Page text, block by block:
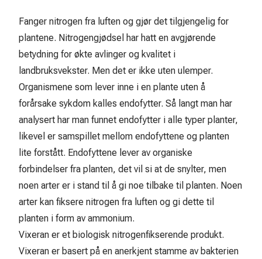
Fanger nitrogen fra luften og gjør det tilgjengelig for
plantene. Nitrogengjødsel har hatt en avgjørende
betydning for økte avlinger og kvalitet i
landbruksvekster. Men det er ikke uten ulemper.
Organismene som lever inne i en plante uten å
forårsake sykdom kalles endofytter. Så langt man har
analysert har man funnet endofytter i alle typer planter,
likevel er samspillet mellom endofyttene og planten
lite forstått. Endofyttene lever av organiske
forbindelser fra planten, det vil si at de snylter, men
noen arter er i stand til å gi noe tilbake til planten. Noen
arter kan fiksere nitrogen fra luften og gi dette til
planten i form av ammonium.
Vixeran er et biologisk nitrogenfikserende produkt.
Vixeran er basert på en anerkjent stamme av bakterien